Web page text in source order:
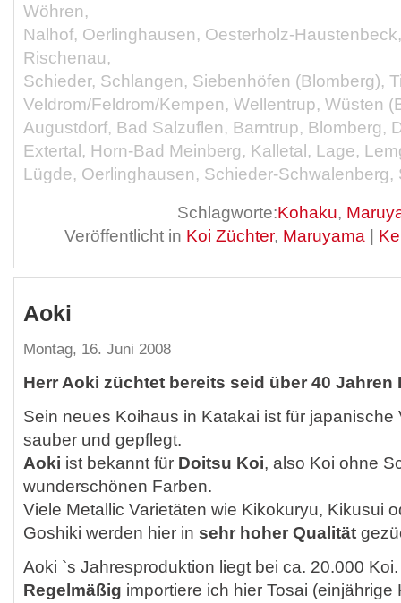
Wöhren,
Nalhof, Oerlinghausen, Oesterholz-
Rischenau,
Schieder, Schlangen, Siebenhöfen (Blomberg),
Veldrom/Feldrom/Kempen, Wellentrup, Wüsten
Augustdorf, Bad Salzuflen, Barntrup, Blomberg,
Extertal, Horn-Bad Meinberg, Kalletal, Lage,
Lügde, Oerlinghausen, Schieder-Schwalenberg,
Schlagworte:Kohaku,
Veröffentlicht in Koi Züchter, Maruyama
Aoki
Montag, 16. Juni 2008
Herr Aoki züchtet bereits seid über 40 Jahren
Sein neues Koihaus in Katakai ist für japanische
sauber und gepflegt.
Aoki ist bekannt für Doitsu Koi, also Koi ohne
wunderschönen Farben.
Viele Metallic Varietäten wie Kikokuryu, Kikusui
Goshiki werden hier in sehr hoher Qualität
Aoki `s Jahresproduktion liegt bei ca. 20.000 Koi.
Regelmäßig importiere ich hier Tosai (einjährige